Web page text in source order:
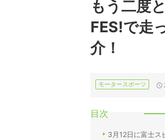
もう二度
FES!で走
介！
モータースポーツ
目次
3月12日に富士ス